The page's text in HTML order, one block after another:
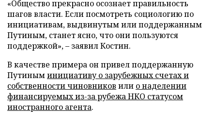
«Общество прекрасно осознает правильность
шагов власти. Если посмотреть социологию по
инициативам, выдвинутым или поддержанным
Путиным, станет ясно, что они пользуются
поддержкой», – заявил Костин.
В качестве примера он привел поддержанную
Путиныминициативу о зарубежных счетах и
собственности чиновников или о наделении
финансируемых из-за рубежа НКО статусом
иностранного агента.